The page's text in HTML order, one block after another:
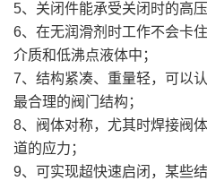
5、关闭件能承受关闭时的高压
6、在无润滑剂时工作不会卡
介质和低沸点液体中；
7、结构紧凑、重量轻，可以
最合理的阀门结构；
8、阀体对称，尤其时焊接阀
道的应力；
9、可实现超快速启闭，某些